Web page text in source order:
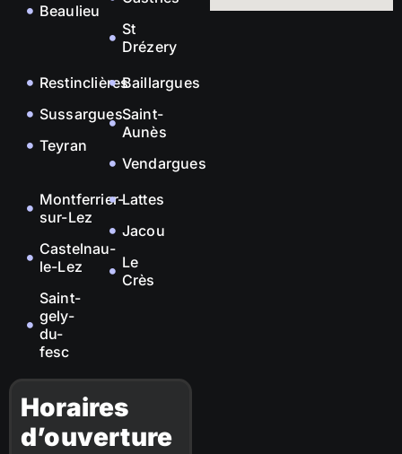
Beaulieu
St
Drézery
Restinclières
Sussargues
Teyran
Baillargues
Saint-
Aunès
Vendargues
Montferrier-
sur-Lez
Castelnau-
le-Lez
Saint-
gely-
du-
fesc
Lattes
Jacou
Le
Crès
Horaires
d’ouverture